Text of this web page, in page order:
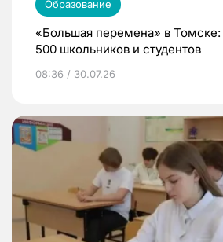
Образование
«Большая перемена» в
500 школьников и студентов
08:36 / 30.07.26